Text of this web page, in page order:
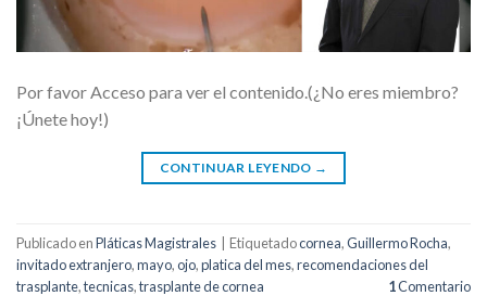
Por favor Acceso para ver el contenido.(¿No eres miembro?
¡Únete hoy!)
CONTINUAR LEYENDO →
Publicado enPláticas Magistrales Etiquetadocornea,Guillermo Rocha,
invitado extranjero,mayo,ojo,platica del mes,recomendaciones del
trasplante,tecnicas,trasplante de cornea 1Comentario